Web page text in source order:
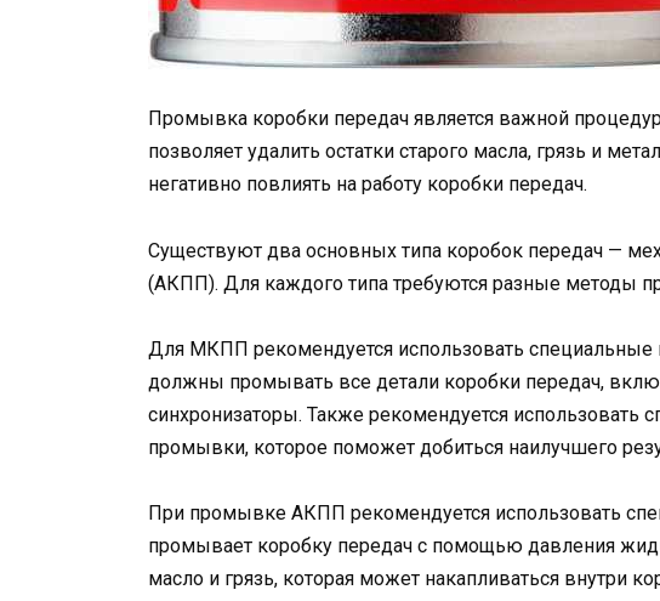
Промывка коробки передач является важной
позволяет удалить остатки старого масла, грязь и
негативно повлиять на работу коробки передач.
Существуют два основных типа коробок передач —
(АКПП). Для каждого типа требуются разные методы
Для МКПП рекомендуется использовать
должны промывать все детали коробки передач,
синхронизаторы. Также рекомендуется использовать
промывки, которое поможет добиться наилучшего
При промывке АКПП рекомендуется использовать
промывает коробку передач с помощью давления
масло и грязь, которая может накапливаться внутри